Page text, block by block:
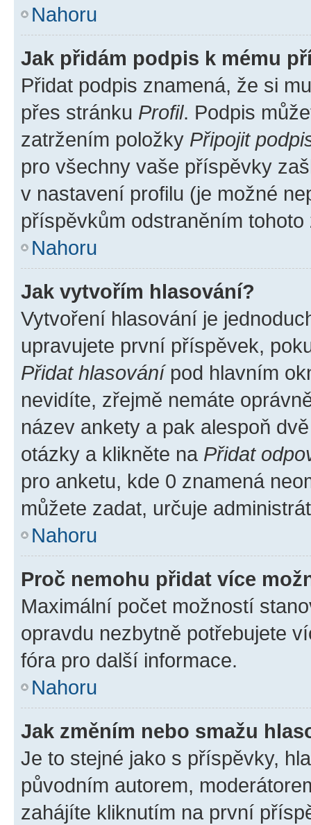
Nahoru
Jak přidám podpis k mému
Přidat podpis znamená, že si
přes stránku Profil. Podpis
zatržením položky Připojit
pro všechny vaše příspěvky
v nastavení profilu (je možné
příspěvkům odstraněním
Nahoru
Jak vytvořím hlasování?
Vytvoření hlasování je
upravujete první příspěvek,
Přidat hlasovánípod hlavním
nevidíte, zřejmě nemáte
název ankety a pak alespoň
otázky a klikněte na Přidat
pro anketu, kde 0 znamená
můžete zadat, určuje
Nahoru
Proč nemohu přidat více
Maximální počet možností
opravdu nezbytně potřebujete
fóra pro další informace.
Nahoru
Jak změním nebo smažu
Je to stejné jako s příspěvky,
původním autorem,
zahájíte kliknutím na první